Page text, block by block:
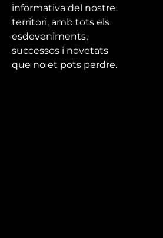
informativa del nostre
territori, amb tots els
esdeveniments,
successos i novetats
que no et pots perdre.